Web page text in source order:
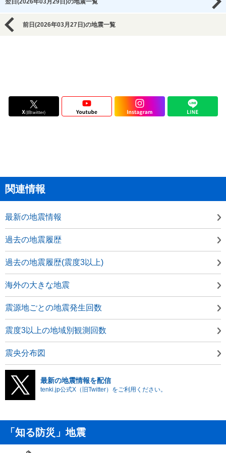
翌日(2026年03月29日)の地震一覧
前日(2026年03月27日)の地震一覧
関連情報
最新の地震情報
過去の地震履歴
過去の地震履歴(震度3以上)
海外の大きな地震
震源地ごとの地震発生回数
震度3以上の地域別観測回数
震央分布図
最新の地震情報を配信
tenki.jp公式X（旧Twitter）をご利用ください。
「知る防災」地震